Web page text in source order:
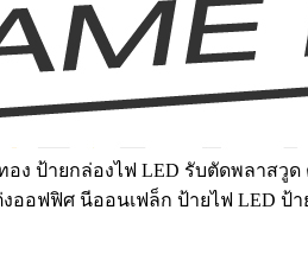
ป้ายกล่องไฟ LED รับตัดพลาสวู
ออฟฟิศ นีออนเฟล็ก ป้ายไฟ LED ป้